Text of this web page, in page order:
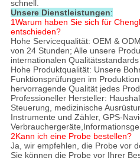
schnell.
Unsere Dienstleistungen:
1Warum haben Sie sich für
entschieden?
Hohe Servicequalität: OEM &
von 24 Stunden; Alle unsere
internationalen Qualitätsstandards
Hohe Produktqualität: Unsere
Funktionsprüfungen im
hervorragende Qualität jedes
Professioneller Hersteller:
Steuerung, medizinische
Instrumente und Zähler, GPS-
2Kann ich eine Probe bestellen?
Ja, wir empfehlen, die Probe vor
Sie können die Probe vor Ihrer